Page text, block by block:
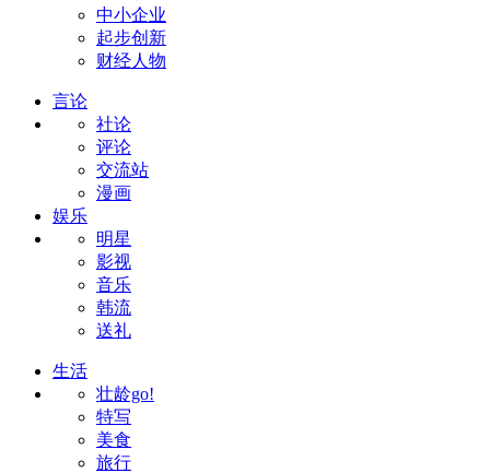
中小企业
起步创新
财经人物
言论
社论
评论
交流站
漫画
娱乐
明星
影视
音乐
韩流
送礼
生活
壮龄go!
特写
美食
旅行